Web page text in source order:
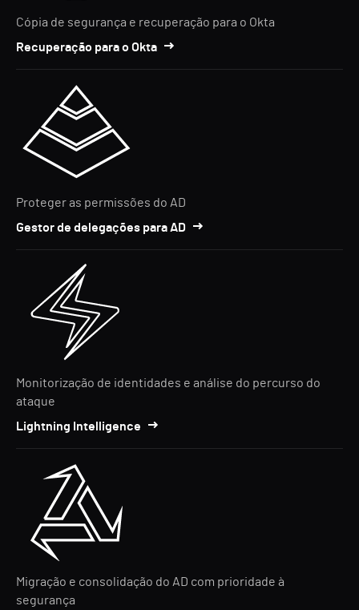
Cópia de segurança e recuperação para o Okta
Recuperação para o Okta
Proteger as permissões do AD
Gestor de delegações para AD
Monitorização de identidades e análise do percurso do
ataque
Lightning Intelligence
Migração e consolidação do AD com prioridade à
segurança